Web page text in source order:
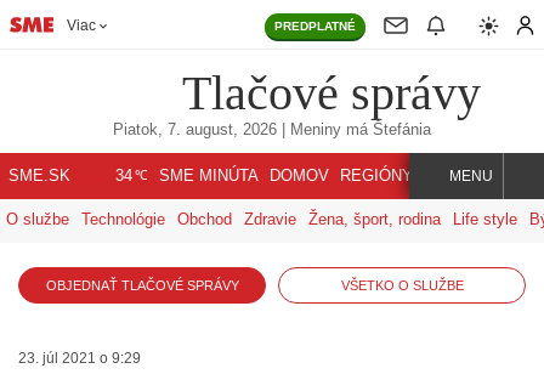
Viac PREDPLATNÉ
Tlačové správy
Piatok, 7. august, 2026 | Meniny má Štefánia
SME.SK 34℃ SME MINÚTA DOMOV REGIÓNY INDEX SVET
MENU
O službe Technológie Obchod Zdravie Žena, šport, rodina Life style
OBJEDNAŤ TLAČOVÉ SPRÁVY VŠETKO O SLUŽBE
23. júl 2021 o 9:29